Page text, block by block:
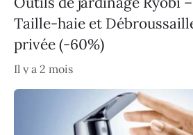
Taille-haie et
privée (-60%)
Il y a 2 mois